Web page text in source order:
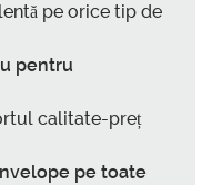
pe orice tip de
pentru
calitate-preț
pe toate